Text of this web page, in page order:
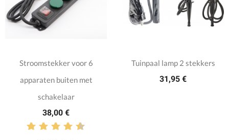
Stroomstekker voor 6
apparaten buiten met
schakelaar
38,00 €
Tuinpaal lamp 2 stekkers
31,95 €